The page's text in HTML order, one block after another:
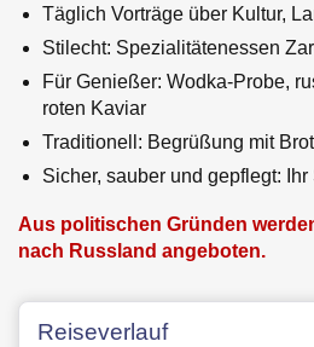
Schiffreisen
Bahnreisen
Sonderreisen de Luxe
Fernreisen zu zweit
Politik & Reisen
Täglich Vorträge über Kultur,
Stilecht: Spezialitätenessen
Für Genießer: Wodka-Probe,
roten Kaviar
Traditionell: Begrüßung mit
Sicher, sauber und gepflegt: Ihr
Aus politischen Gründen
nach Russland angeboten.
Reiseverlauf